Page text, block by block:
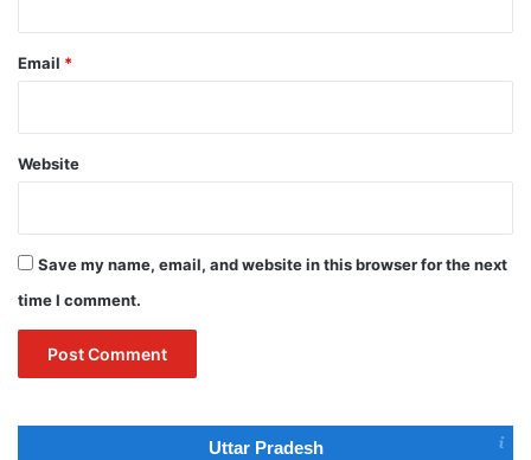
Email *
Website
Save my name, email, and website in this browser for the next
time I comment.
Uttar Pradesh